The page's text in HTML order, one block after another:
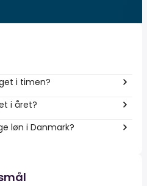
i timen?
i året?
løn i Danmark?